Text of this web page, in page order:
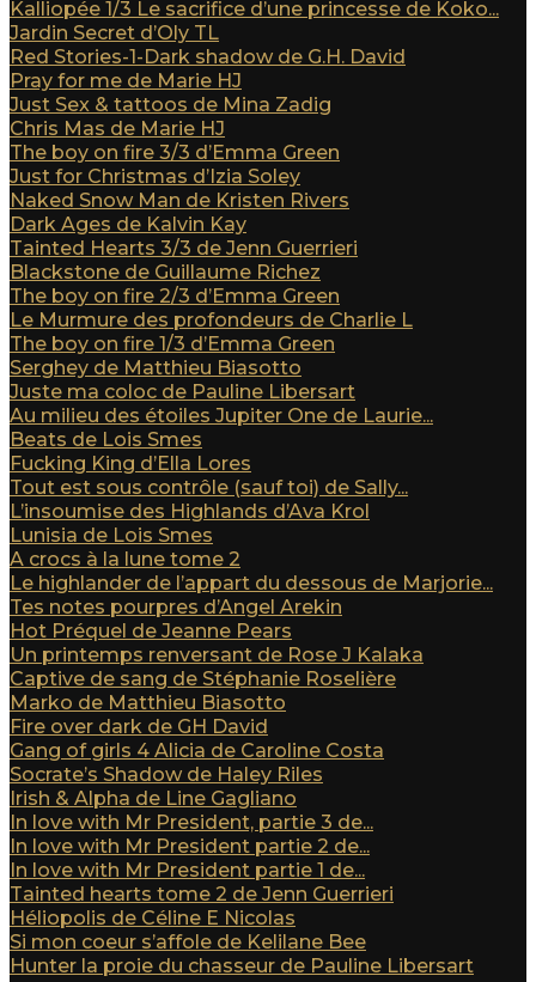
Kalliopée 1/3 Le sacrifice d’une princesse de Koko...
Jardin Secret d’Oly TL
Red Stories-1-Dark shadow de G.H. David
Pray for me de Marie HJ
Just Sex & tattoos de Mina Zadig
Chris Mas de Marie HJ
The boy on fire 3/3 d’Emma Green
Just for Christmas d’Izia Soley
Naked Snow Man de Kristen Rivers
Dark Ages de Kalvin Kay
Tainted Hearts 3/3 de Jenn Guerrieri
Blackstone de Guillaume Richez
The boy on fire 2/3 d’Emma Green
Le Murmure des profondeurs de Charlie L
The boy on fire 1/3 d’Emma Green
Serghey de Matthieu Biasotto
Juste ma coloc de Pauline Libersart
Au milieu des étoiles Jupiter One de Laurie...
Beats de Lois Smes
Fucking King d’Ella Lores
Tout est sous contrôle (sauf toi) de Sally...
L’insoumise des Highlands d’Ava Krol
Lunisia de Lois Smes
A crocs à la lune tome 2
Le highlander de l’appart du dessous de Marjorie...
Tes notes pourpres d’Angel Arekin
Hot Préquel de Jeanne Pears
Un printemps renversant de Rose J Kalaka
Captive de sang de Stéphanie Roselière
Marko de Matthieu Biasotto
Fire over dark de GH David
Gang of girls 4 Alicia de Caroline Costa
Socrate’s Shadow de Haley Riles
Irish & Alpha de Line Gagliano
In love with Mr President, partie 3 de...
In love with Mr President partie 2 de...
In love with Mr President partie 1 de...
Tainted hearts tome 2 de Jenn Guerrieri
Héliopolis de Céline E Nicolas
Si mon coeur s’affole de Kelilane Bee
Hunter la proie du chasseur de Pauline Libersart